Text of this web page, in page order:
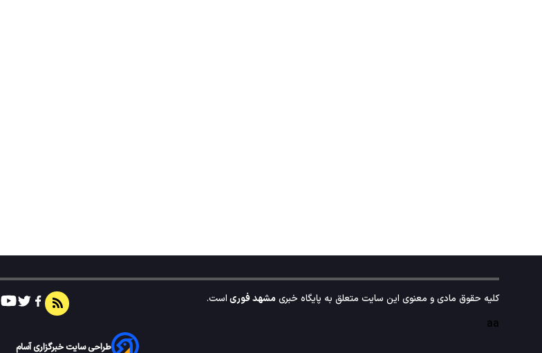
کلیه حقوق مادی و معنوی این سایت متعلق به پایگاه خبریمشهد فوریاست.
aa
طراحی سایت خبرگزاری آسام